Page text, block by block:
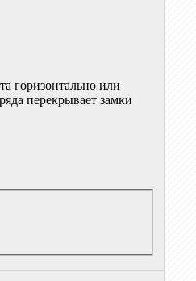
горизонтально или
перекрывает замки